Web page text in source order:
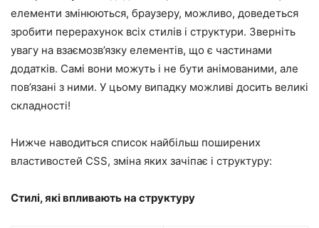
елементи змінюються, браузеру, можливо, доведеться
зробити перерахунок всіх стилів і структури. Зверніть
увагу на взаємозв’язку елементів, що є частинами
додатків. Самі вони можуть і не бути анімованими, але
пов’язані з ними. У цьому випадку можливі досить великі
складності!
Нижче наводиться список найбільш поширених
властивостей CSS, зміна яких зачіпає і структуру:
Стилі, які впливають на структуру